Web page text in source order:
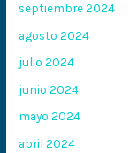
septiembre 2024
agosto 2024
julio 2024
junio 2024
mayo 2024
abril 2024